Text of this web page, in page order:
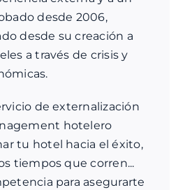
desde 2006,
desde su creación a
a través de crisis y
de externalización
hotelero
tu hotel hacia el éxito,
tiempos que corren...
para asegurarte